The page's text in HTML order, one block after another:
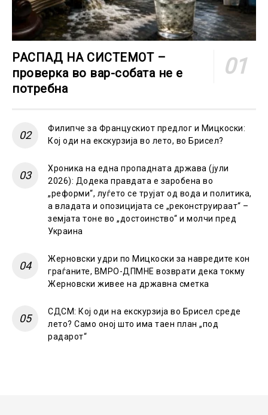
РАСПАД НА СИСТЕМОТ –
проверка во вар-собата не е
потребна
Филипче за Францускиот предлог и Мицкоски:
Кој оди на екскурзија во лето, во Брисел?
Хроника на една пропадната држава (јули
2026): Додека правдата е заробена во
„реформи“, луѓето се трујат од вода и политика,
а владата и опозицијата се „реконструираат“ –
земјата тоне во „достоинство“ и молчи пред
Украина
Жерновски удри по Мицкоски за навредите кон
граѓаните, ВМРО-ДПМНЕ возврати дека токму
Жерновски живее на државна сметка
СДСМ: Кој оди на екскурзија во Брисел среде
лето? Само оној што има таен план „под
радарот“